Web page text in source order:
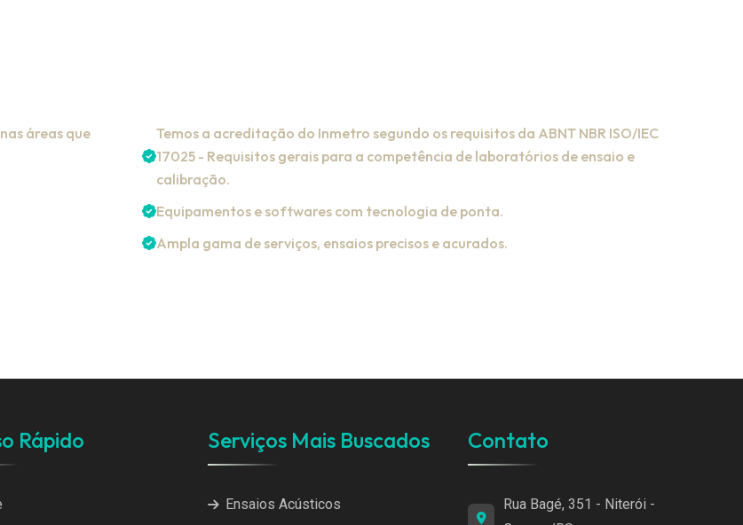
áreas que
Temos a acreditação do Inmetro segundo os requisitos da ABNT NBR ISO/IEC
17025 - Requisitos gerais para a competência de laboratórios de ensaio e
calibração.
Equipamentos e softwares com tecnologia de ponta.
Ampla gama de serviços, ensaios precisos e acurados.
Rápido Serviços Mais Buscados
Ensaios Acústicos
Contato
Rua Bagé, 351 - Niterói -